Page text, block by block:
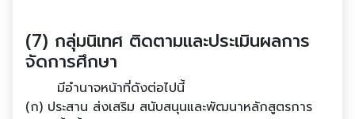
(7) กลุ่มนิเทศ ติดตามและประเมินผลการ
จัดการศึกษา
มีอํานาจหน้าที่ดังต่อไปนี้
(ก) ประสาน ส่งเสริม สนับสนุนและพัฒนาหลักสูตรการ